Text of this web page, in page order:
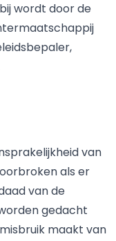
wordt door de
van
als er
van de
gedacht
maakt van